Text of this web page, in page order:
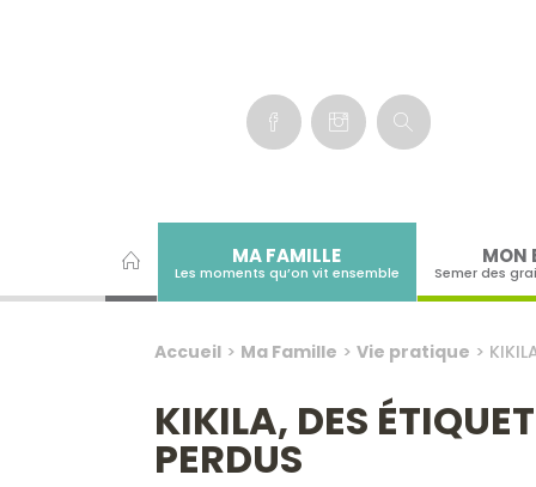
MA FAMILLE
Les moments qu’on vit ensemble
MON
Semer des
Accueil> Ma Famille > Vie pratique >
KIKILA, DES
PERDUS